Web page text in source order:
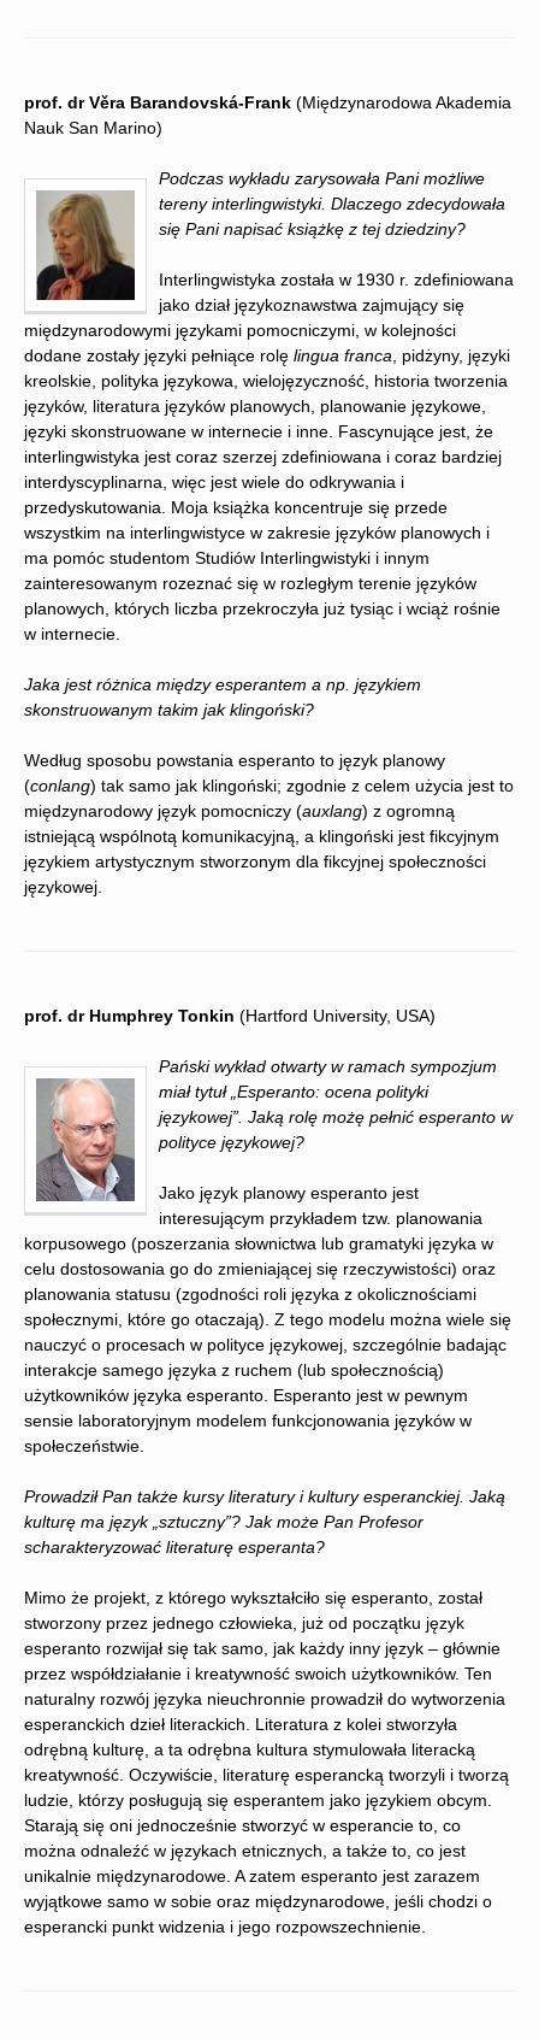
prof. dr Věra Barandovská-Frank (Międzynarodowa Akademia
Nauk San Marino)
Podczas wykładu zarysowała Pani możliwe
tereny interlingwistyki. Dlaczego zdecydowała
się Pani napisać książkę z tej dziedziny?
Interlingwistyka została w 1930 r. zdefiniowana
jako dział językoznawstwa zajmujący się
międzynarodowymi językami pomocniczymi, w kolejności
dodane zostały języki pełniące rolę lingua franca , pidżyny, języki
kreolskie, polityka językowa, wielojęzyczność, historia tworzenia
języków, literatura języków planowych, planowanie językowe,
języki skonstruowane w internecie i inne. Fascynujące jest, że
interlingwistyka jest coraz szerzej zdefiniowana i coraz bardziej
interdyscyplinarna, więc jest wiele do odkrywania i
przedyskutowania. Moja książka koncentruje się przede
wszystkim na interlingwistyce w zakresie języków planowych i
ma pomóc studentom Studiów Interlingwistyki i innym
zainteresowanym rozeznać się w rozległym terenie języków
planowych, których liczba przekroczyła już tysiąc i wciąż rośnie
w internecie.
Jaka jest różnica między esperantem a np. językiem
skonstruowanym takim jak klingoński?
Według sposobu powstania esperanto to język planowy
(conlang) tak samo jak klingoński; zgodnie z celem użycia jest to
międzynarodowy język pomocniczy (auxlang) z ogromną
istniejącą wspólnotą komunikacyjną, a klingoński jest fikcyjnym
językiem artystycznym stworzonym dla fikcyjnej społeczności
językowej.
prof. dr Humphrey Tonkin (Hartford University, USA)
Pański wykład otwarty w ramach sympozjum
miał tytuł „Esperanto: ocena polityki
językowej”. Jaką rolę możę pełnić esperanto w
polityce językowej?
Jako język planowy esperanto jest
interesującym przykładem tzw. planowania
korpusowego (poszerzania słownictwa lub gramatyki języka w
celu dostosowania go do zmieniającej się rzeczywistości) oraz
planowania statusu (zgodności roli języka z okolicznościami
społecznymi, które go otaczają). Z tego modelu można wiele się
nauczyć o procesach w polityce językowej, szczególnie badając
interakcje samego języka z ruchem (lub społecznością)
użytkowników języka esperanto. Esperanto jest w pewnym
sensie laboratoryjnym modelem funkcjonowania języków w
społeczeństwie.
Prowadził Pan także kursy literatury i kultury esperanckiej. Jaką
kulturę ma język „sztuczny”? Jak może Pan Profesor
scharakteryzować literaturę esperanta?
Mimo że projekt, z którego wykształciło się esperanto, został
stworzony przez jednego człowieka, już od początku język
esperanto rozwijał się tak samo, jak każdy inny język – głównie
przez współdziałanie i kreatywność swoich użytkowników. Ten
naturalny rozwój języka nieuchronnie prowadził do wytworzenia
esperanckich dzieł literackich. Literatura z kolei stworzyła
odrębną kulturę, a ta odrębna kultura stymulowała literacką
kreatywność. Oczywiście, literaturę esperancką tworzyli i tworzą
ludzie, którzy posługują się esperantem jako językiem obcym.
Starają się oni jednocześnie stworzyć w esperancie to, co
można odnaleźć w językach etnicznych, a także to, co jest
unikalnie międzynarodowe. A zatem esperanto jest zarazem
wyjątkowe samo w sobie oraz międzynarodowe, jeśli chodzi o
esperancki punkt widzenia i jego rozpowszechnienie.